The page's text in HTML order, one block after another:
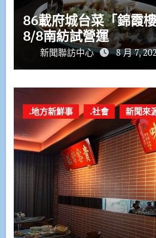
86載府城台菜「錦霞
8/8南紡試營運
新聞聯訪中心 8 月 7,
.地方新鮮事 .社會 新聞來